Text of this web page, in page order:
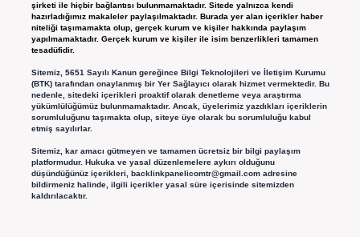
şirketi ile hiçbir bağlantısı bulunmamaktadır. Sitede yalnızca kendi
hazırladığımız makaleler paylaşılmaktadır. Burada yer alan içerikler haber
niteliği taşımamakta olup, gerçek kurum ve kişiler hakkında paylaşım
yapılmamaktadır. Gerçek kurum ve kişiler ile isim benzerlikleri tamamen
tesadüfidir.
Sitemiz, 5651 Sayılı Kanun gereğince Bilgi Teknolojileri ve İletişim Kurumu
(BTK) tarafından onaylanmış bir Yer Sağlayıcı olarak hizmet vermektedir. Bu
nedenle, sitedeki içerikleri proaktif olarak denetleme veya araştırma
yükümlülüğümüz bulunmamaktadır. Ancak, üyelerimiz yazdıkları içeriklerin
sorumluluğunu taşımakta olup, siteye üye olarak bu sorumluluğu kabul
etmiş sayılırlar.
Sitemiz, kar amacı gütmeyen ve tamamen ücretsiz bir bilgi paylaşım
platformudur. Hukuka ve yasal düzenlemelere aykırı olduğunu
düşündüğünüz içerikleri, backlinkpanelicomtr@gmail.comadresine
bildirmeniz halinde, ilgili içerikler yasal süre içerisinde sitemizden
kaldırılacaktır.